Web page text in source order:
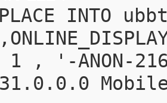
INTO
( 1 , '-